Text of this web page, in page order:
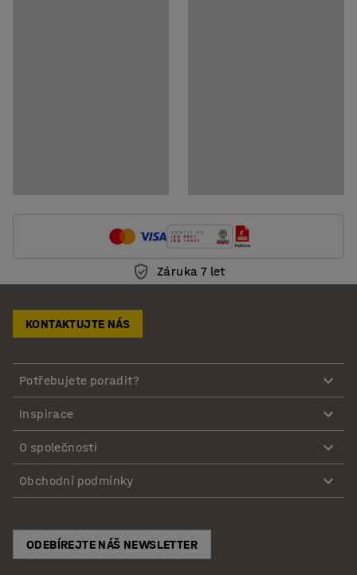
Záruka 7 let
KONTAKTUJTE NÁS
Potřebujete poradit?
Inspirace
O společnosti
Obchodní podmínky
ODEBÍREJTE NÁŠ NEWSLETTER